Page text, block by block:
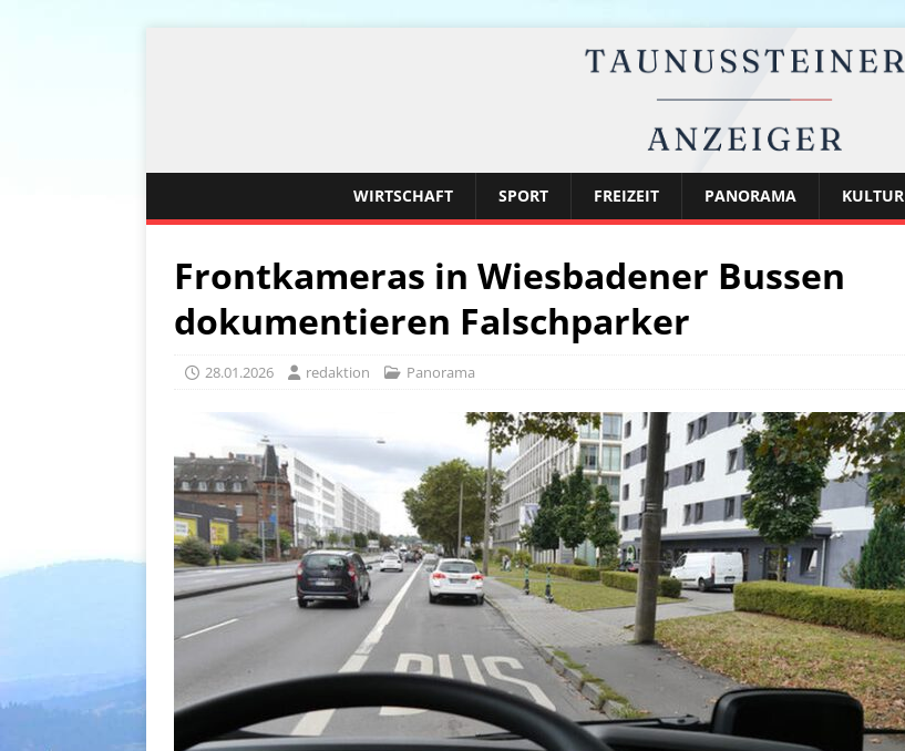
WIRTSCHAFT SPORT FREIZEIT PANORAMA KULTUR
Frontkameras in Wiesbadener Bussen
dokumentieren Falschparker
28.01.2026 redaktion Panorama